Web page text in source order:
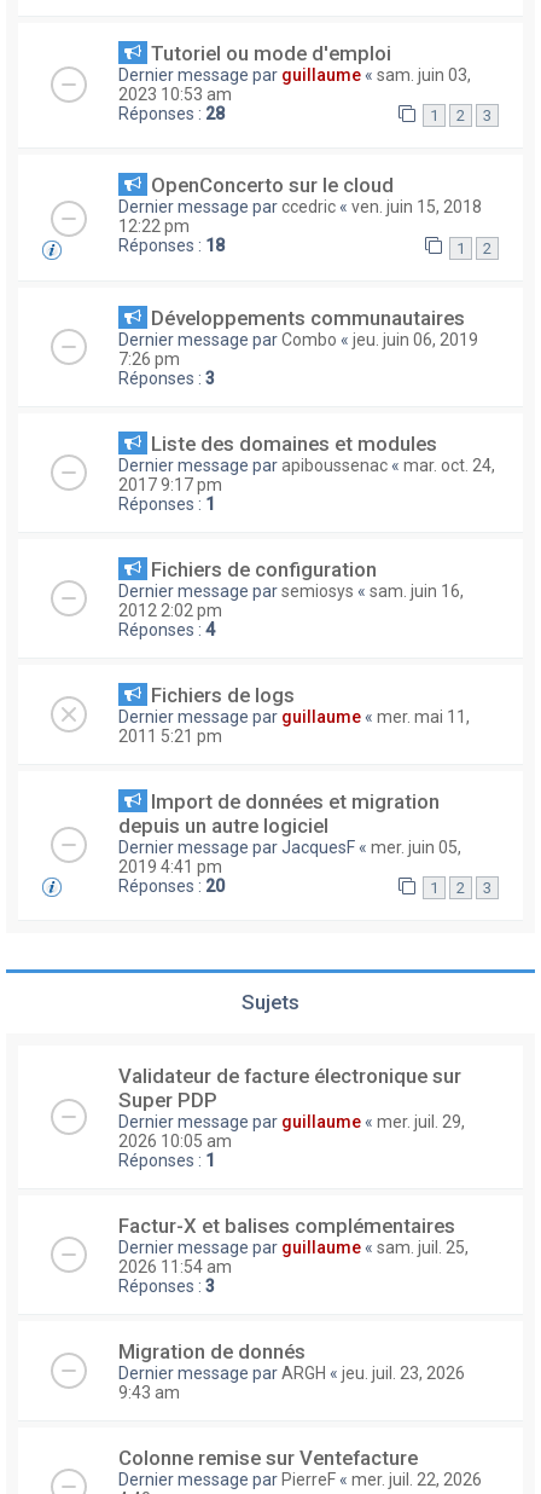
Tutoriel ou mode d'emploi
Dernier message par guillaume « sam. juin 03,
2023 10:53 am
Réponses : 28 1 2 3
OpenConcerto sur le cloud
Dernier message parccedric « ven. juin 15, 2018
12:22 pm
Réponses : 18 1 2
Développements communautaires
Dernier message parCombo « jeu. juin 06, 2019
7:26 pm
Réponses : 3
Liste des domaines et modules
Dernier message parapiboussenac « mar. oct. 24,
2017 9:17 pm
Réponses : 1
Fichiers de configuration
Dernier message parsemiosys « sam. juin 16,
2012 2:02 pm
Réponses : 4
Fichiers de logs
Dernier message par guillaume « mer. mai 11,
2011 5:21 pm
Import de données et migration
depuis un autre logiciel
Dernier message parJacquesF « mer. juin 05,
2019 4:41 pm
Réponses : 20 1 2 3
Sujets
Validateur de facture électronique sur
Super PDP
Dernier message par guillaume « mer. juil. 29,
2026 10:05 am
Réponses : 1
Factur-X et balises complémentaires
Dernier message par guillaume « sam. juil. 25,
2026 11:54 am
Réponses : 3
Migration de donnés
Dernier message parARGH « jeu. juil. 23, 2026
9:43 am
Colonne remise sur Ventefacture
Dernier message par PierreF « mer. juil. 22, 2026